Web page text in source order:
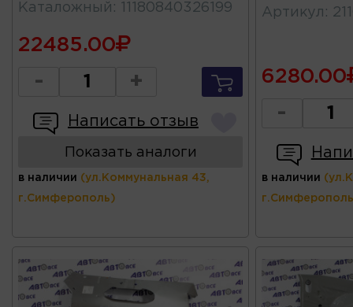
Каталожный : 11180840326199
22485.00
- +
Написать отзыв
Показать аналоги
в наличии (ул.Коммунальная 43,
г.Симферополь)
Артикул :
6280.00
-
в наличии